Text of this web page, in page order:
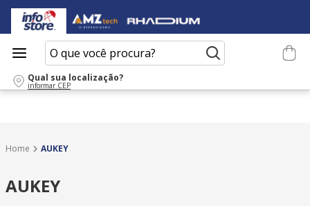
O que você procura?
Qual sua localização?
informar CEP
AUKEY
AUKEY